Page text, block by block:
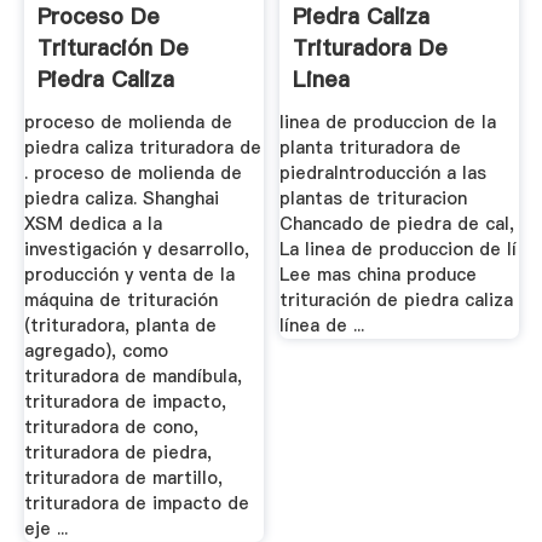
Proceso De
Trituración De
Piedra Caliza
proceso de molienda de
piedra caliza trituradora de
. proceso de molienda de
piedra caliza. Shanghai
XSM dedica a la
investigación y desarrollo,
producción y venta de la
máquina de trituración
(trituradora, planta de
agregado), como
trituradora de mandíbula,
trituradora de impacto,
trituradora de cono,
trituradora de piedra,
trituradora de martillo,
trituradora de impacto de
eje ...
Piedra Caliza
Trituradora De
Linea
linea de produccion de la
planta trituradora de
piedraIntroducción a las
plantas de trituracion
Chancado de piedra de cal,
La linea de produccion de lí
Lee mas china produce
trituración de piedra caliza
línea de ...